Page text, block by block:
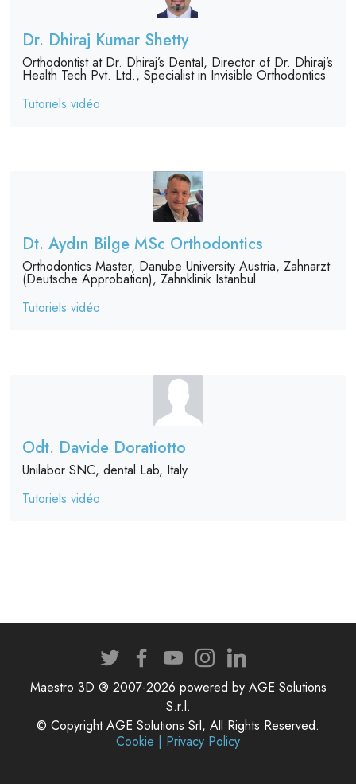
Dr. Dhiraj Kumar Shetty
Orthodontist at Dr. Dhiraj’s Dental, Director of Dr. Dhiraj’s
Health Tech Pvt. Ltd., Specialist in Invisible Orthodontics
Tutoriels vidéo
Dt. Aydın Bilge MSc Orthodontics
Orthodontics Master, Danube University Austria, Zahnarzt
(Deutsche Approbation), Zahnklinik Istanbul
Tutoriels vidéo
Odt. Davide Doratiotto
Unilabor SNC, dental Lab, Italy
Tutoriels vidéo
Maestro 3D ® 2007-2026 powered by AGE Solutions
S.r.l.
© Copyright AGE Solutions Srl, All Rights Reserved.
Cookie | Privacy Policy